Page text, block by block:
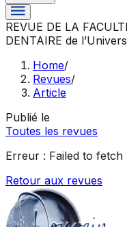
REVUE DE LA
DENTAIRE de
Home/
Revues/
Article
Publié le
Toutes les revues
Erreur : Failed to fetch
Retour aux revues